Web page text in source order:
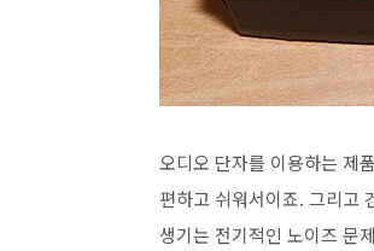
오디오 단자를 이용하는 제
편하고 쉬워서이죠. 그리고
생기는 전기적인 노이즈 문